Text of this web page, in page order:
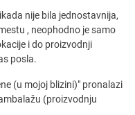
nije bila jednostavnija,
, neophodno je samo
i do proizvodnji
posla.
(u mojoj blizini)" pronalazi
(proizvodnju